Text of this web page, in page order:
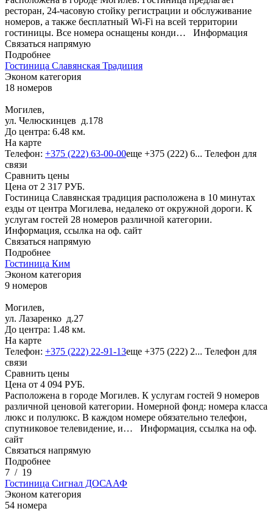
ресторан, 24-часовую стойку регистрации и обслуживание
номеров, а также бесплатный Wi-Fi на всей территории
гостиницы. Все номера оснащены конди… Информация
Связаться напрямую
Подробнее
Гостиница Славянская Традиция
Эконом категория
18 номеров
Могилев,
ул. Челюскинцев д.178
До центра: 6.48 км.
На карте
Телефон: +375 (222) 63-00-00еще +375 (222) 6... Телефон для
связи
Сравнить цены
Цена от 2 317 РУБ.
Гостиница Славянская традиция расположена в 10 минутах
езды от центра Могилева, недалеко от окружной дороги. К
услугам гостей 28 номеров различной категории.
Информация, ссылка на оф. сайт
Связаться напрямую
Подробнее
Гостиница Ким
Эконом категория
9 номеров
Могилев,
ул. Лазаренко д.27
До центра: 1.48 км.
На карте
Телефон: +375 (222) 22-91-13еще +375 (222) 2... Телефон для
связи
Сравнить цены
Цена от 4 094 РУБ.
Расположена в городе Могилев. К услугам гостей 9 номеров
различной ценовой категории. Номерной фонд: номера класса
люкс и полулюкс. В каждом номере обязательно телефон,
спутниковое телевидение, и… Информация, ссылка на оф.
сайт
Связаться напрямую
Подробнее
7 / 19
Гостиница Сигнал ДОСААФ
Эконом категория
54 номера